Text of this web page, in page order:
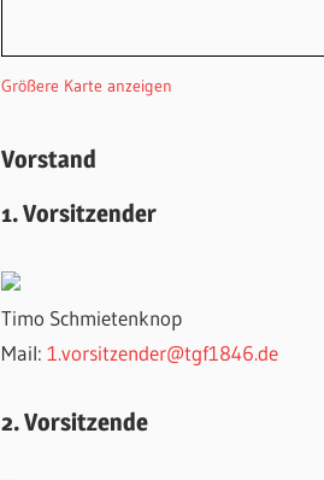
Größere Karte anzeigen
Vorstand
1. Vorsitzender
Timo Schmietenknop
Mail: 1.vorsitzender@tgf1846.de
2. Vorsitzende